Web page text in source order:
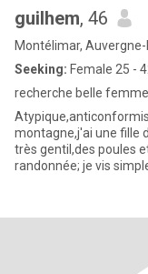
guilhem, 46
Montélimar,
Seeking: Female 25 -
recherche belle femme
montagne,j'ai une fille
très gentil,des poules
randonnée; je vis